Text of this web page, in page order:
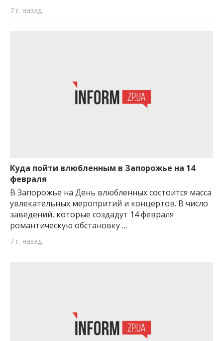
7 г. назад
Куда пойти влюбленным в Запорожье на 14
февраля
В Запорожье на День влюбленных состоится масса
увлекательных меропритий и концертов. В число
заведений, которые создадут 14 февраля
романтическую обстановку …
7 г. назад